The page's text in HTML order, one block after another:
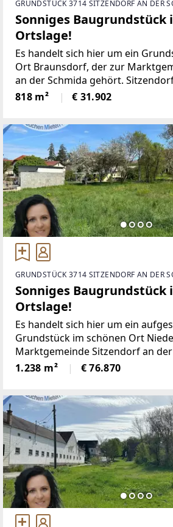
GRUNDSTÜCK 3714 SITZENDORF AN DER
Sonniges Baugrundstück
Ortslage!
Es handelt sich hier um ein
Ort Braunsdorf, der zur
an der Schmida gehört.
Kilometer entfernt und bietet eine
Infrastruktur, angefangen über
818 m² € 31.902
GRUNDSTÜCK 3714 SITZENDORF AN DER
Sonniges Baugrundstück
Ortslage!
Es handelt sich hier um ein
Grundstück im schönen Ort
Marktgemeinde Sitzendorf an
Sitzendorf ist nur ein paar
bietet eine optimale Infrastruktur,
1.238 m² € 76.870